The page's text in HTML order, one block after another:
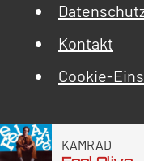
Kontakt
Cookie-
KAMRAD